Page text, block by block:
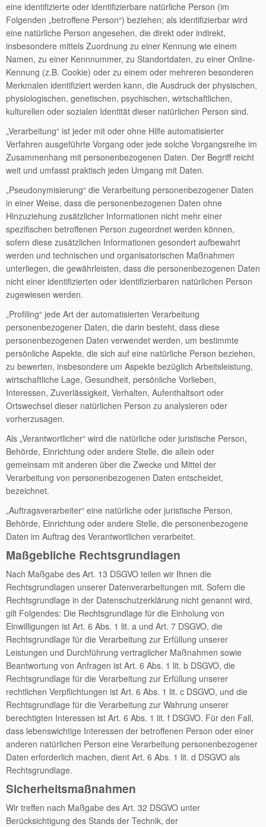
eine identifizierte oder identifizierbare natürliche Person (im
Folgenden „betroffene Person“) beziehen; als identifizierbar wird
eine natürliche Person angesehen, die direkt oder indirekt,
insbesondere mittels Zuordnung zu einer Kennung wie einem
Namen, zu einer Kennnummer, zu Standortdaten, zu einer Online-
Kennung (z.B. Cookie) oder zu einem oder mehreren besonderen
Merkmalen identifiziert werden kann, die Ausdruck der physischen,
physiologischen, genetischen, psychischen, wirtschaftlichen,
kulturellen oder sozialen Identität dieser natürlichen Person sind.
„Verarbeitung“ ist jeder mit oder ohne Hilfe automatisierter
Verfahren ausgeführte Vorgang oder jede solche Vorgangsreihe im
Zusammenhang mit personenbezogenen Daten. Der Begriff reicht
weit und umfasst praktisch jeden Umgang mit Daten.
„Pseudonymisierung“ die Verarbeitung personenbezogener Daten
in einer Weise, dass die personenbezogenen Daten ohne
Hinzuziehung zusätzlicher Informationen nicht mehr einer
spezifischen betroffenen Person zugeordnet werden können,
sofern diese zusätzlichen Informationen gesondert aufbewahrt
werden und technischen und organisatorischen Maßnahmen
unterliegen, die gewährleisten, dass die personenbezogenen Daten
nicht einer identifizierten oder identifizierbaren natürlichen Person
zugewiesen werden.
„Profiling“ jede Art der automatisierten Verarbeitung
personenbezogener Daten, die darin besteht, dass diese
personenbezogenen Daten verwendet werden, um bestimmte
persönliche Aspekte, die sich auf eine natürliche Person beziehen,
zu bewerten, insbesondere um Aspekte bezüglich Arbeitsleistung,
wirtschaftliche Lage, Gesundheit, persönliche Vorlieben,
Interessen, Zuverlässigkeit, Verhalten, Aufenthaltsort oder
Ortswechsel dieser natürlichen Person zu analysieren oder
vorherzusagen.
Als „Verantwortlicher“ wird die natürliche oder juristische Person,
Behörde, Einrichtung oder andere Stelle, die allein oder
gemeinsam mit anderen über die Zwecke und Mittel der
Verarbeitung von personenbezogenen Daten entscheidet,
bezeichnet.
„Auftragsverarbeiter“ eine natürliche oder juristische Person,
Behörde, Einrichtung oder andere Stelle, die personenbezogene
Daten im Auftrag des Verantwortlichen verarbeitet.
Maßgebliche Rechtsgrundlagen
Nach Maßgabe des Art. 13 DSGVO teilen wir Ihnen die
Rechtsgrundlagen unserer Datenverarbeitungen mit. Sofern die
Rechtsgrundlage in der Datenschutzerklärung nicht genannt wird,
gilt Folgendes: Die Rechtsgrundlage für die Einholung von
Einwilligungen ist Art. 6 Abs. 1 lit. a und Art. 7 DSGVO, die
Rechtsgrundlage für die Verarbeitung zur Erfüllung unserer
Leistungen und Durchführung vertraglicher Maßnahmen sowie
Beantwortung von Anfragen ist Art. 6 Abs. 1 lit. b DSGVO, die
Rechtsgrundlage für die Verarbeitung zur Erfüllung unserer
rechtlichen Verpflichtungen ist Art. 6 Abs. 1 lit. c DSGVO, und die
Rechtsgrundlage für die Verarbeitung zur Wahrung unserer
berechtigten Interessen ist Art. 6 Abs. 1 lit. f DSGVO. Für den Fall,
dass lebenswichtige Interessen der betroffenen Person oder einer
anderen natürlichen Person eine Verarbeitung personenbezogener
Daten erforderlich machen, dient Art. 6 Abs. 1 lit. d DSGVO als
Rechtsgrundlage.
Sicherheitsmaßnahmen
Wir treffen nach Maßgabe des Art. 32 DSGVO unter
Berücksichtigung des Stands der Technik, der